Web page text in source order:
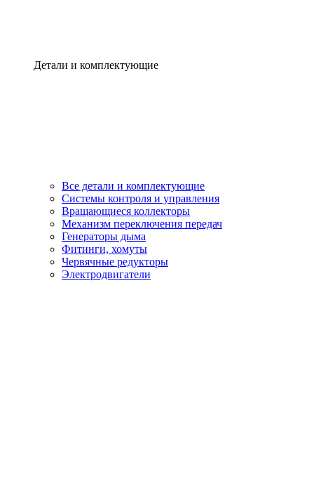
Детали и комплектующие
Все детали и комплектующие
Системы контроля и управления
Вращающиеся коллекторы
Механизм переключения передач
Генераторы дыма
Фитинги, хомуты
Червячные редукторы
Электродвигатели